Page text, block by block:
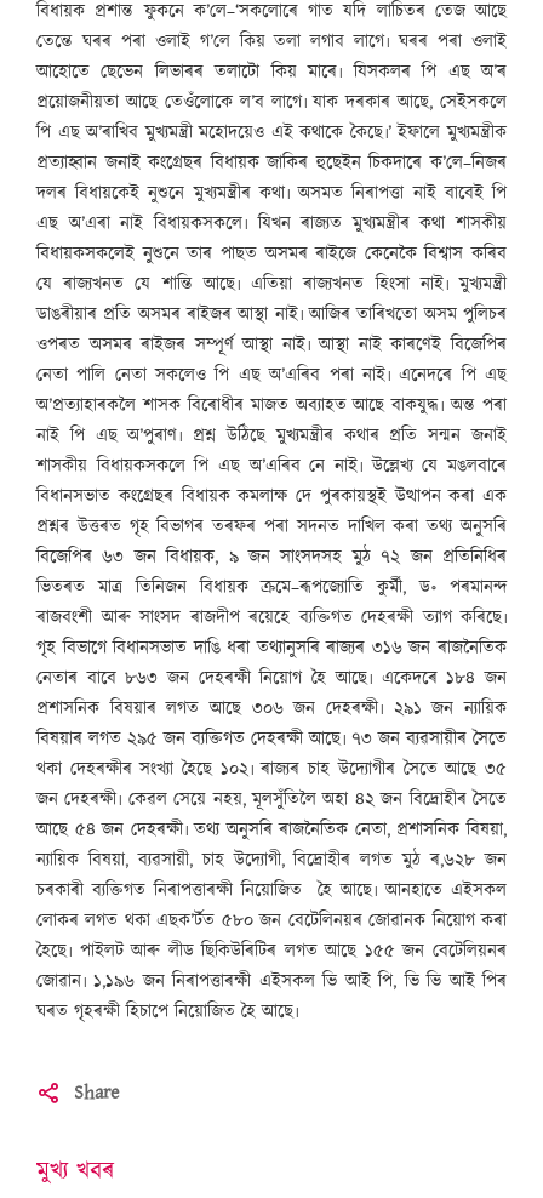
বিধায়ক প্ৰশান্ত ফুকনে ক’লে–‘সকলোৰে গাত যদি লাচিতৰ তেজ আছে
তেন্তে ঘৰৰ পৰা ওলাই গ’লে কিয় তলা লগাব লাগে৷ ঘৰৰ পৰা ওলাই
আহোতে ছেভেন লিভাৰৰ তলাটো কিয় মাৰে৷ যিসকলৰ পি এছ অ’ৰ
প্ৰয়োজনীয়তা আছে তেওঁলোকে ল’ব লাগে৷ যাক দৰকাৰ আছে, সেইসকলে
পি এছ অ’ৰাখিব মুখ্যমন্ত্ৰী মহোদয়েও এই কথাকে কৈছে৷’ ইফালে মুখ্যমন্ত্ৰীক
প্ৰত্যাহ্বান জনাই কংগ্ৰেছৰ বিধায়ক জাকিৰ হুছেইন চিকদাৰে ক’লে–নিজৰ
দলৰ বিধায়কেই নুশুনে মুখ্যমন্ত্ৰীৰ কথা৷ অসমত নিৰাপত্তা নাই বাবেই পি
এছ অ’এৰা নাই বিধায়কসকলে৷ যিখন ৰাজ্যত মুখ্যমন্ত্ৰীৰ কথা শাসকীয়
বিধায়কসকলেই নুশুনে তাৰ পাছত অসমৰ ৰাইজে কেনেকৈ বিশ্বাস কৰিব
যে ৰাজ্যখনত যে শান্তি আছে৷ এতিয়া ৰাজ্যখনত হিংসা নাই৷ মুখ্যমন্ত্ৰী
ডাঙৰীয়াৰ প্ৰতি অসমৰ ৰাইজৰ আস্থা নাই৷ আজিৰ তাৰিখতো অসম পুলিচৰ
ওপৰত অসমৰ ৰাইজৰ সম্পূৰ্ণ আস্থা নাই৷ আস্থা নাই কাৰণেই বিজেপিৰ
নেতা পালি নেতা সকলেও পি এছ অ’এৰিব পৰা নাই৷ এনেদৰে পি এছ
অ’প্ৰত্যাহাৰকলৈ শাসক বিৰোধীৰ মাজত অব্যাহত আছে বাকযুদ্ধ৷ অন্ত পৰা
নাই পি এছ অ’পুৰাণ৷ প্ৰশ্ন উঠিছে মুখ্যমন্ত্ৰীৰ কথাৰ প্ৰতি সন্মন জনাই
শাসকীয় বিধায়কসকলে পি এছ অ’এৰিব নে নাই৷ উল্লেখ্য যে মঙলবাৰে
বিধানসভাত কংগ্ৰেছৰ বিধায়ক কমলাক্ষ দে পুৰকায়স্থই উত্থাপন কৰা এক
প্ৰশ্নৰ উত্তৰত গৃহ বিভাগৰ তৰফৰ পৰা সদনত দাখিল কৰা তথ্য অনুসৰি
বিজেপিৰ ৬৩ জন বিধায়ক, ৯ জন সাংসদসহ মুঠ ৭২ জন প্ৰতিনিধিৰ
ভিতৰত মাত্ৰ তিনিজন বিধায়ক ক্ৰমে–ৰূপজ্যোতি কুৰ্মী, ড॰ পৰমানন্দ
ৰাজবংশী আৰু সাংসদ ৰাজদীপ ৰয়েহে ব্যক্তিগত দেহৰক্ষী ত্যাগ কৰিছে৷
গৃহ বিভাগে বিধানসভাত দাঙি ধৰা তথ্যানুসৰি ৰাজ্যৰ ৩১৬ জন ৰাজনৈতিক
নেতাৰ বাবে ৮৬৩ জন দেহৰক্ষী নিয়োগ হৈ আছে৷ একেদৰে ১৮৪ জন
প্ৰশাসনিক বিষয়াৰ লগত আছে ৩০৬ জন দেহৰক্ষী৷ ২৯১ জন ন্যায়িক
বিষয়াৰ লগত ২৯৫ জন ব্যক্তিগত দেহৰক্ষী আছে৷ ৭৩ জন ব্যৱসায়ীৰ সৈতে
থকা দেহৰক্ষীৰ সংখ্যা হৈছে ১০২৷ ৰাজ্যৰ চাহ উদ্যোগীৰ সৈতে আছে ৩৫
জন দেহৰক্ষী৷ কেৱল সেয়ে নহয়, মূলসুঁতিলৈ অহা ৪২ জন বিদ্ৰোহীৰ সৈতে
আছে ৫৪ জন দেহৰক্ষী৷ তথ্য অনুসৰি ৰাজনৈতিক নেতা, প্ৰশাসনিক বিষয়া,
ন্যায়িক বিষয়া, ব্যৱসায়ী, চাহ উদ্যোগী, বিদ্ৰোহীৰ লগত মুঠ ৰ,৬২৮ জন
চৰকাৰী ব্যক্তিগত নিৰাপত্তাৰক্ষী নিয়োজিত হৈ আছে৷ আনহাতে এইসকল
লোকৰ লগত থকা এছক’ৰ্টত ৫৮০ জন বেটেলিনয়ৰ জোৱানক নিয়োগ কৰা
হৈছে৷ পাইলট আৰু লীড ছিকিউৰিটিৰ লগত আছে ১৫৫ জন বেটেলিয়নৰ
জোৱান৷ ১,১৯৬ জন নিৰাপত্তাৰক্ষী এইসকল ভি আই পি, ভি ভি আই পিৰ
ঘৰত গৃহৰক্ষী হিচাপে নিয়োজিত হৈ আছে৷
Share
মুখ্য খবৰ